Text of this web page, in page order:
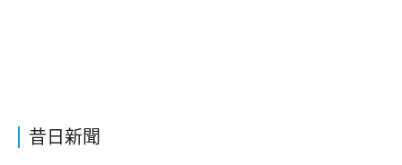
昔日新聞